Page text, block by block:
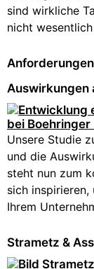
sind wirkliche
nicht
Auswirkungen
Unsere Studie
und die
steht nun zum
sich
Ihrem
Strametz &